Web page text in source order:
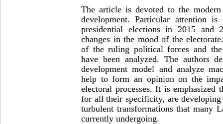
The article is devoted to the
development. Particular attention
presidential elections in 2015 and
changes in the mood of the
of the ruling political forces and
have been analyzed. The authors
development model and analyze
help to form an opinion on the
electoral processes. It is emphasized
for all their specificity, are
turbulent transformations that many
currently undergoing.